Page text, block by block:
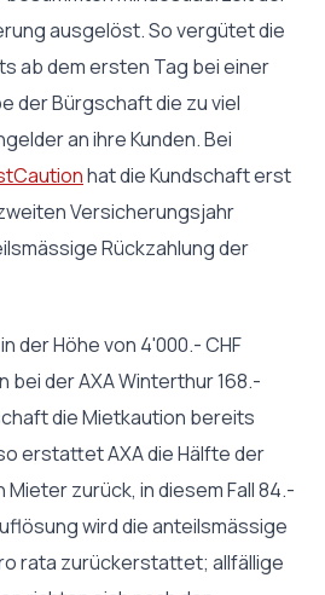
ausgelöst. So vergütet die
ab dem ersten Tag bei einer
der Bürgschaft die zu viel
an ihre Kunden. Bei
hat die Kundschaft erst
Versicherungsjahr
Rückzahlung der
der Höhe von 4'000.- CHF
der AXA Winterthur 168.-
die Mietkaution bereits
erstattet AXA die Hälfte der
zurück, in diesem Fall 84.-
wird die anteilsmässige
rata zurückerstattet; allfällige